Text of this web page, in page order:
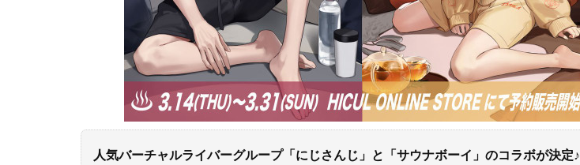
人気バーチャルライバーグループ「にじさんじ」と「サウナボーイ」のコラボが決定♪